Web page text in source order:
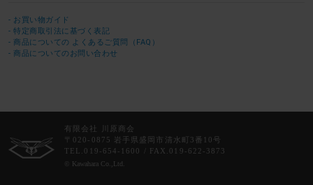
- お買い物ガイド
- 特定商取引法に基づく表記
- 商品についての よくあるご質問（FAQ）
- 商品についてのお問い合わせ
有限会社 川原商会
〒020-0875 岩手県盛岡市清水町3番10号
TEL.019-654-1600 / FAX.019-622-3873
© Kawahara Co.,Ltd.